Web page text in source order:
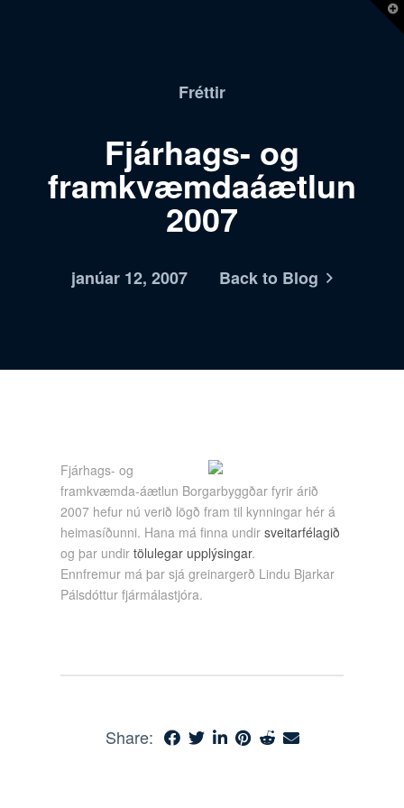
Fréttir
Fjárhags- og
framkvæmdaáætlun
2007
janúar 12, 2007 Back to Blog
Fjárhags- og
framkvæmda-áætlun Borgarbyggðar fyrir árið
2007 hefur nú verið lögð fram til kynningar hér á
heimasíðunni. Hana má finna undirsveitarfélagið
og þar undirtölulegar upplýsingar.
Ennfremur má þar sjá greinargerð Lindu Bjarkar
Pálsdóttur fjármálastjóra.
Share: